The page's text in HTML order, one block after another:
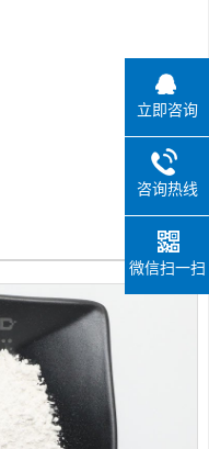
立即咨询
咨询热线
微信扫一扫